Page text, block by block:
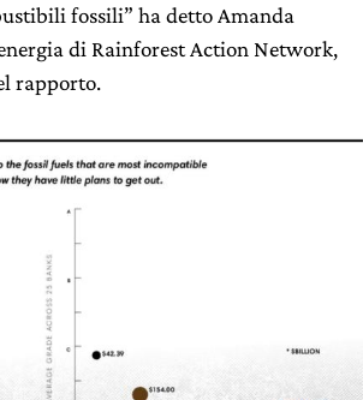
fossili” ha detto Amanda
di Rainforest Action Network,
rapporto.